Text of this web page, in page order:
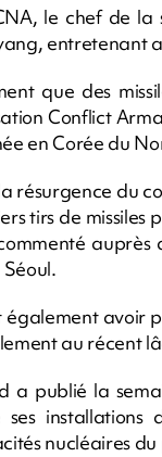
le chef de la
entretenant
que des
Conflict
en Corée du
résurgence du
tirs de
également avoir
au récent
a publié la
ses
nucléaires du